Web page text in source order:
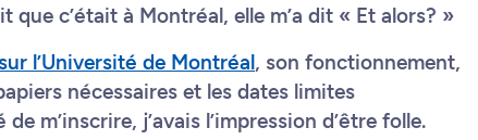
que c’était à Montréal, elle m’a dit « Et alors? »
l’Université de Montréal, son fonctionnement,
nécessaires et les dates limites
m’inscrire, j’avais l’impression d’être folle.